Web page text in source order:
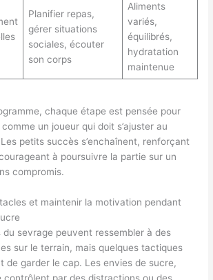
Planifier repas,
gérer situations
sociales, écouter
son corps
Aliments
variés,
équilibrés,
hydratation
maintenue
chaque étape est pensée pour
un joueur qui doit s’ajuster au
petits succès s’enchaînent, renforçant
à poursuivre la partie sur un
compromis.
et maintenir la motivation pendant
du sevrage peuvent ressembler à des
sur le terrain, mais quelques tactiques
de garder le cap. Les envies de sucre,
contrôlent par des distractions ou des